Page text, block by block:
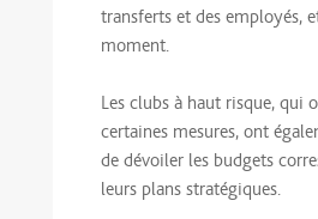
transferts et des employés,
moment.
Les clubs à haut risque, qui
certaines mesures, ont
de dévoiler les budgets
leurs plans stratégiques.